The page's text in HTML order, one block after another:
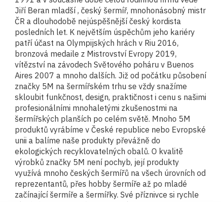
Jiří Beran mladší , český šermíř, mnohonásobný mistr
ČR a dlouhodobě nejúspěšnější český kordista
posledních let. K největším úspěchům jeho kariéry
patří účast na Olympijských hrách v Riu 2016,
bronzová medaile z Mistrovství Evropy 2019,
vítězství na závodech Světového poháru v Buenos
Aires 2007 a mnoho dalších. Již od počátku působení
značky 5M na šermířském trhu se vždy snažíme
skloubit funkčnost, design, praktičnost i cenu s našimi
profesionálními mnohaletými zkušenostmi na
šermířských planších po celém světě. Mnoho 5M
produktů vyrábíme v České republice nebo Evropské
unii a balíme naše produkty převážně do
ekologických recyklovatelných obalů. O kvalitě
výrobků značky 5M není pochyb, její produkty
využívá mnoho českých šermířů na všech úrovních od
reprezentantů, přes hobby šermíře až po mladé
začínající šermíře a šermířky. Své příznivce si rychle